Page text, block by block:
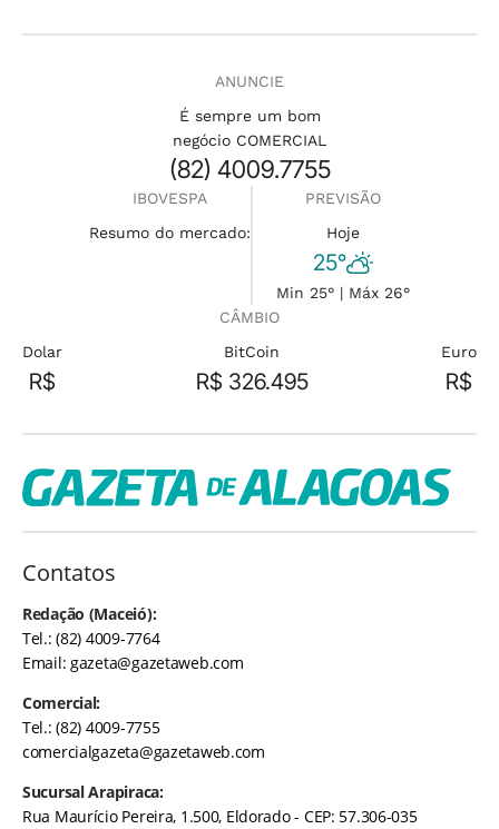
ANUNCIE
É sempre um bom
negócio COMERCIAL
(82) 4009.7755
IBOVESPA
Resumo do mercado:
PREVISÃO
Hoje
25°
Min 25° | Máx 26°
CÂMBIO
Dolar
R$
BitCoin
R$ 326.495
Euro
R$
Contatos
Redação (Maceió):
Tel.: (82) 4009-7764
Email:gazeta@gazetaweb.com
Comercial:
Tel.: (82) 4009-7755
comercialgazeta@gazetaweb.com
Sucursal Arapiraca:
Rua Maurício Pereira, 1.500, Eldorado - CEP: 57.306-035